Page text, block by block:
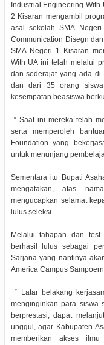
Industrial Engineering
2 Kisaran mengambil
asal sekolah SMA
Communication Disegn
SMA Negeri 1 Kisaran
With UA ini telah melalui
dan sederajat yang ada di
dan dari 35 orang
kesempatan beasiswa
“ Saat ini mereka telah
serta memperoleh
Foundation yang
untuk menunjang
Sementara itu Bupati
mengatakan, atas
mengucapkan selamat
lulus seleksi.
Melalui tahapan dan test
berhasil lulus sebagai
Sarjana yang nantinya
America Campus
“ Latar belakang
menginginkan para siswa
berprestasi, dapat
unggul, agar Kabupaten
memberikan akses